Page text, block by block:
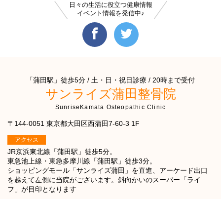
日々の生活に役立つ健康情報
イベント情報を発信中♪
「蒲田駅」徒歩5分 / 土・日・祝日診療 / 20時まで受付
サンライズ蒲田整骨院
SunriseKamata Osteopathic Clinic
〒144-0051 東京都大田区西蒲田7-60-3 1F
アクセス
JR京浜東北線「蒲田駅」徒歩5分。
東急池上線・東急多摩川線「蒲田駅」徒歩3分。
ショッピングモール「サンライズ蒲田」を直進、アーケード出口
を越えて左側に当院がございます。斜向かいのスーパー「ライ
フ」が目印となります